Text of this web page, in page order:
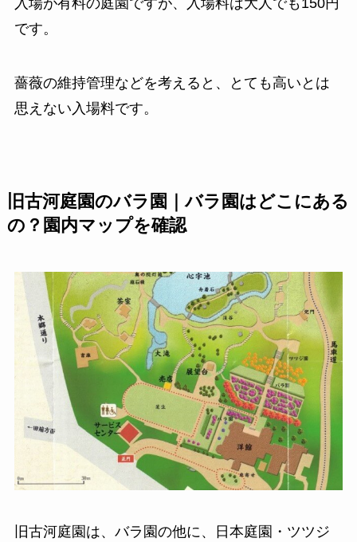
入場が有料の庭園ですが、入場料は大人でも150円
です。
薔薇の維持管理などを考えると、とても高いとは
思えない入場料です。
旧古河庭園のバラ園｜バラ園はどこにある
の？園内マップを確認
旧古河庭園は、バラ園の他に、日本庭園・ツツジ